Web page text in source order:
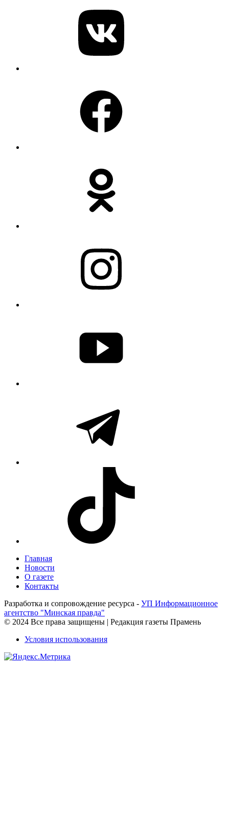
Главная
Новости
О газете
Контакты
Разработка и сопровождение ресурса - УП Информационное
агентство "Минская правда"
© 2024 Все права защищены | Редакция газеты Прамень
Условия использования